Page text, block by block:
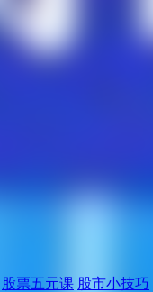
股票五元课 股市小技巧